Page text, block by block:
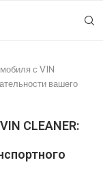
с VIN
вашего
CLEANER: